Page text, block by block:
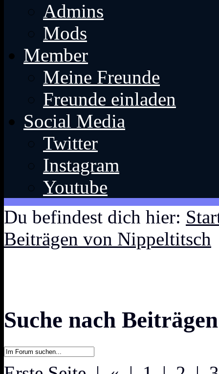
Admins
Mods
Member
Meine Freunde
Freunde einladen
Social Media
Twitter
Instagram
Youtube
Du befindest dich hier:
Beiträgen von Nippeltitsch
Suche nach